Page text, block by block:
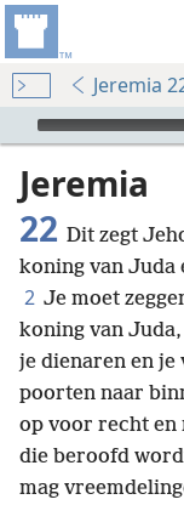
Jeremia
Audio Player
Jeremia
22 Dit zegt
koning van Juda
2 Je moet
koning van
je dienaren en je
poorten naar
op voor recht en
die beroofd
mag